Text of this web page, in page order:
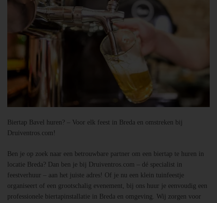
Biertap Bavel huren? – Voor elk feest in Breda en omstreken bij
Druiventros.com!
Ben je op zoek naar een betrouwbare partner om een biertap te huren in
locatie Breda? Dan ben je bij Druiventros.com – dé specialist in
feestverhuur – aan het juiste adres! Of je nu een klein tuinfeestje
organiseert of een grootschalig evenement, bij ons huur je eenvoudig een
professionele biertapinstallatie in Breda en omgeving. Wij zorgen voor